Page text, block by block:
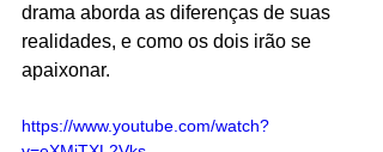
drama aborda as diferenças de suas
realidades, e como os dois irão se
apaixonar.
https://www.youtube.com/watch?